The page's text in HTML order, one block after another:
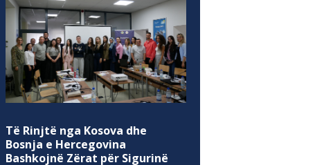
Të Rinjtë nga Kosova dhe
Bosnja e Hercegovina
Bashkojnë Zërat për Sigurinë